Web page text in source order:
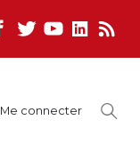
Me connecter